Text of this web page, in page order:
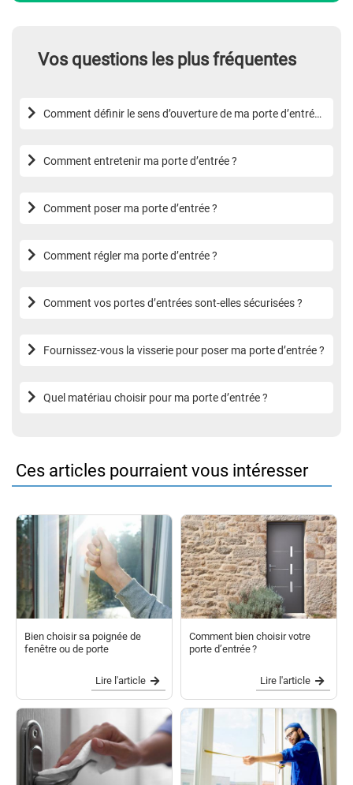
Vos questions les plus fréquentes
Comment définir le sens d’ouverture de ma porte d’entrée
Comment entretenir ma porte d’entrée ?
Comment poser ma porte d’entrée ?
Comment régler ma porte d’entrée ?
Comment vos portes d’entrées sont-elles sécurisées ?
Fournissez-vous la visserie pour poser ma porte d’entrée ?
Quel matériau choisir pour ma porte d’entrée ?
Ces articles pourraient vous intéresser
Bien choisir sa poignée de
fenêtre ou de porte
Lire l'article
Comment bien choisir votre
porte d’entrée ?
Lire l'article